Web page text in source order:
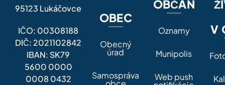
95123 Lukáčovce
IČO: 00308188
DIČ: 2021102842
IBAN: SK79
5600 0000
0008 0432
OBEC
Obecný
úrad
Samospráva
OBČAN
Oznamy
Munipolis
Web push
V